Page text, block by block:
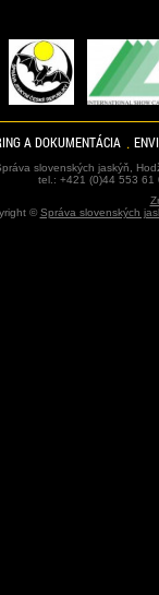
A DOKUMENTÁCIA
slovenských jaskýň,
tel.: +421 (0)44 553
©Správa slovenských